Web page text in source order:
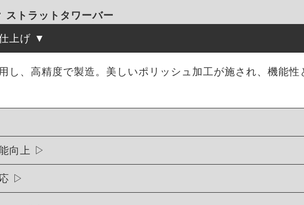
ストラットタワーバー
上げ
し、高精度で製造。美しいポリッシュ加工が施され、機能性
向上